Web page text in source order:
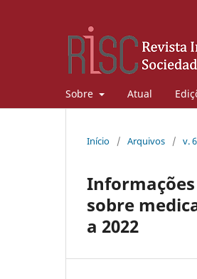
Sobre Atual
Início / Arquivos / v.
sobre
a 2022